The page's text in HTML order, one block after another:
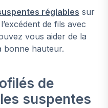
réglables sur
de fils avec
vous aider de la
bonne hauteur.
de
suspentes